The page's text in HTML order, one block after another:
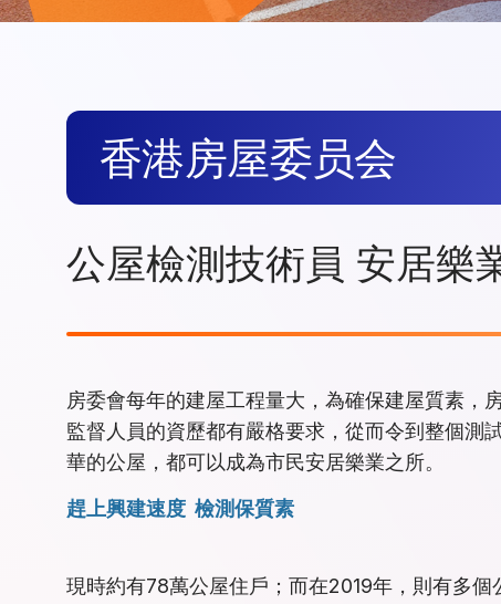
香港房屋委员会
公屋檢測技術員 安居樂
房委會每年的建屋工程量大，為確保建屋質素，
監督人員的資歷都有嚴格要求，從而令到整個測
華的公屋，都可以成為市民安居樂業之所。
趕上興建速度 檢測保質素
現時約有78萬公屋住戶；而在2019年，則有多